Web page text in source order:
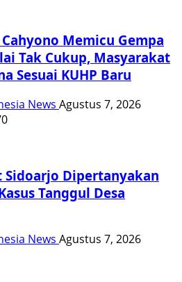
Memicu Gempa
Tak Cukup, Masyarakat
Sesuai KUHP Baru
News Agustus 7, 2026
Dipertanyakan
Tanggul Desa
News Agustus 7, 2026